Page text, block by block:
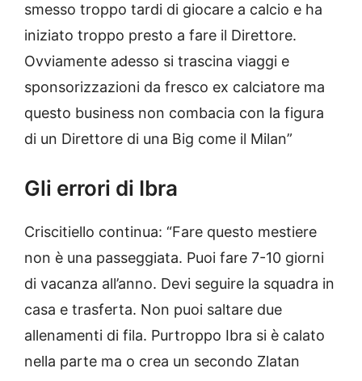
smesso troppo tardi di giocare a calcio e ha
iniziato troppo presto a fare il Direttore.
Ovviamente adesso si trascina viaggi e
sponsorizzazioni da fresco ex calciatore ma
questo business non combacia con la figura
di un Direttore di una Big come il Milan”
Gli errori di Ibra
Criscitiello continua: “Fare questo mestiere
non è una passeggiata. Puoi fare 7-10 giorni
di vacanza all’anno. Devi seguire la squadra in
casa e trasferta. Non puoi saltare due
allenamenti di fila. Purtroppo Ibra si è calato
nella parte ma o crea un secondo Zlatan